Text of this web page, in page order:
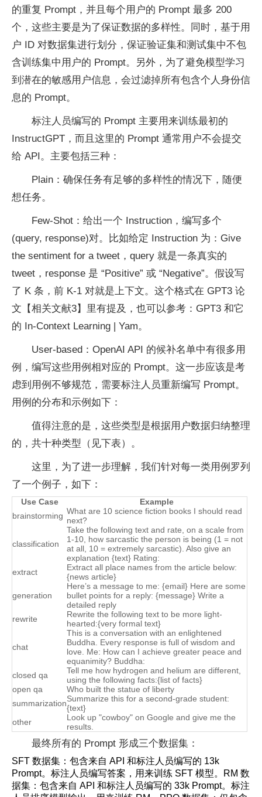
的重复 Prompt，并且每个用户的 Prompt 最多 200
个，这些主要是为了保证数据的多样性。同时，基于用
户 ID 对数据集进行划分，保证验证集和测试集中不包
含训练集中用户的 Prompt。另外，为了避免模型学习
到潜在的敏感用户信息，会过滤掉所有包含个人身份信
息的 Prompt。
标注人员编写的 Prompt 主要用来训练最初的
InstructGPT，而且这里的 Prompt 通常用户不会提交
给 API。主要包括三种：
Plain：确保任务有足够的多样性的情况下，随便
想任务。
Few-Shot：给出一个 Instruction，编写多个
(query, response)对。比如给定 Instruction 为：Give
the sentiment for a tweet，query 就是一条真实的
tweet，response 是 “Positive” 或 “Negative”。假设写
了 K 条，前 K-1 对就是上下文。这个格式在 GPT3 论
文【相关文献3】里有提及，也可以参考：GPT3 和它
的 In-Context Learning | Yam。
User-based：OpenAI API 的候补名单中有很多用
例，编写这些用例相对应的 Prompt。这一步应该是考
虑到用例不够规范，需要标注人员重新编写 Prompt。
用例的分布和示例如下：
值得注意的是，这些类型是根据用户数据归纳整理
的，共十种类型（见下表）。
这里，为了进一步理解，我们针对每一类用例罗列
了一个例子，如下：
Use Case
Example
brainstorming What are 10 science fiction books I should read
next?
classification
Take the following text and rate, on a scale from
1-10, how sarcastic the person is being (1 = not
at all, 10 = extremely sarcastic). Also give an
explanation {text} Rating:
extract
Extract all place names from the article below:
{news article}
generation
Here’s a message to me: {email} Here are some
bullet points for a reply: {message} Write a
detailed reply
rewrite
Rewrite the following text to be more light-
hearted:{very formal text}
chat
This is a conversation with an enlightened
Buddha. Every response is full of wisdom and
love. Me: How can I achieve greater peace and
equanimity? Buddha:
closed qa
Tell me how hydrogen and helium are different,
using the following facts:{list of facts}
open qa
Who built the statue of liberty
summarizationSummarize this for a second-grade student:
{text}
other
Look up "cowboy" on Google and give me the
results.
最终所有的 Prompt 形成三个数据集：
SFT 数据集：包含来自 API 和标注人员编写的 13k
Prompt。标注人员编写答案，用来训练 SFT 模型。RM 数
据集：包含来自 API 和标注人员编写的 33k Prompt。标注